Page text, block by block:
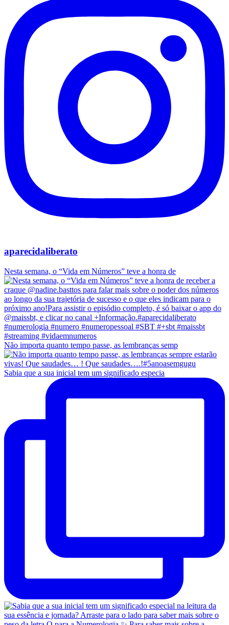
aparecidaliberato
Nesta semana, o “Vida em Números” teve a honra de
Não importa quanto tempo passe, as lembranças semp
Sabia que a sua inicial tem um significado especia